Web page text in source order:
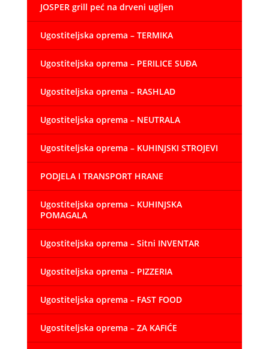
JOSPER grill peć na drveni ugljen
Ugostiteljska oprema – TERMIKA
Ugostiteljska oprema – PERILICE SUĐA
Ugostiteljska oprema – RASHLAD
Ugostiteljska oprema – NEUTRALA
Ugostiteljska oprema – KUHINJSKI STROJEVI
PODJELA I TRANSPORT HRANE
Ugostiteljska oprema – KUHINJSKA
POMAGALA
Ugostiteljska oprema – Sitni INVENTAR
Ugostiteljska oprema – PIZZERIA
Ugostiteljska oprema – FAST FOOD
Ugostiteljska oprema – ZA KAFIĆE